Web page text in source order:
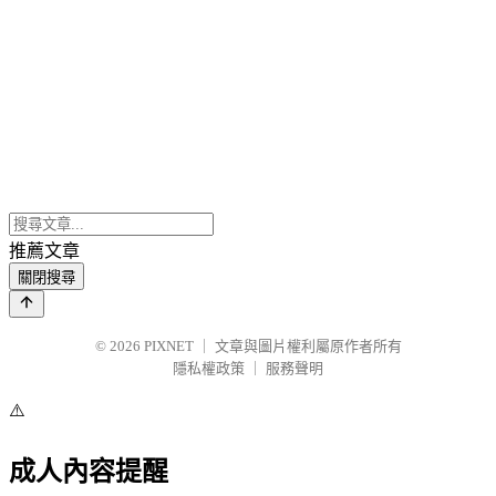
推薦文章
關閉搜尋
© 2026 PIXNET
文章與圖片權利屬原作者所有
隱私權政策
服務聲明
⚠️
成人內容提醒